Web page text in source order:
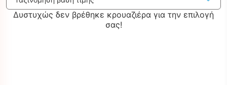
Δυστυχώς δεν βρέθηκε κρουαζιέρα για την επιλογή
σας!